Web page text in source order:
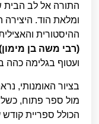
התורה אל לב הבית
ומלאת הוד.
ההיסטורית
(רבי משה בן
ועטוף בגלימה כהה
בציור האומנותי,
מול ספר פתוח,
הכולל ספריית